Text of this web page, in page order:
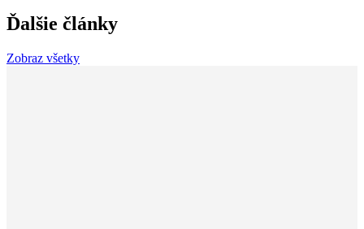
Ďalšie články
Zobraz všetky